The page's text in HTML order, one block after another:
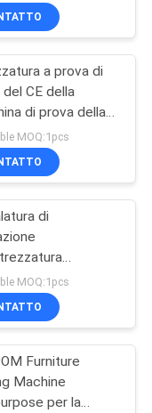
del
36
a prova di
CE della
di prova della
1500W per i
da costruzione
MOQ:1pcs
di
della
di prova della
del diametro
MOQ:1pcs
Furniture
Machine
per la